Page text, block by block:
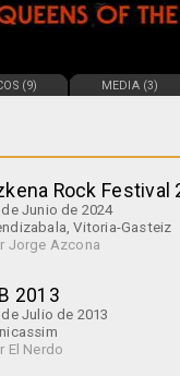
(9) MEDIA (3)
Rock Festival
Junio de 2024
Vitoria-Gasteiz
Jorge Azcona
2013
de Julio de 2013
El Nerdo